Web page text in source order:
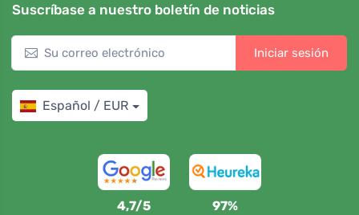
Suscríbase a nuestro boletín de noticias
Iniciar sesión
Español / EUR
4,7/5 97%